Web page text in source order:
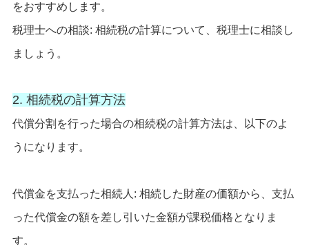
をおすすめします。
税理士への相談: 相続税の計算について、税理士に相談し
ましょう。
2. 相続税の計算方法
代償分割を行った場合の相続税の計算方法は、以下のよ
うになります。
代償金を支払った相続人: 相続した財産の価額から、支払
った代償金の額を差し引いた金額が課税価格となりま
す。